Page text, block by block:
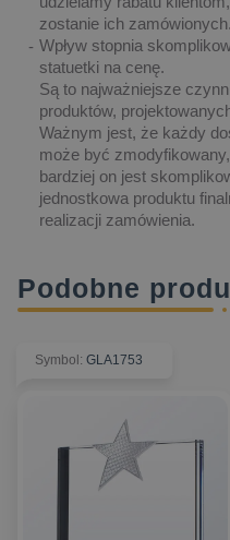
zostanie ich zamówionych.
Wpływ stopnia
statuetki na cenę.
Są to najważniejsze
produktów,
Ważnym jest, że każdy
może być
bardziej on jest
jednostkowa produktu
realizacji zamówienia.
Podobne
Symbol: GLA1753